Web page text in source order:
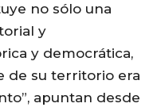
no sólo una
y
y democrática,
de su territorio era
apuntan desde